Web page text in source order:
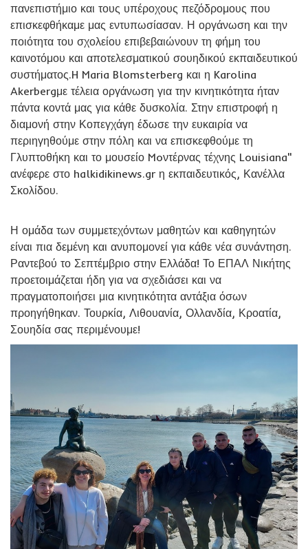
πανεπιστήμιο και τους υπέροχους πεζόδρομους που
επισκεφθήκαμε μας εντυπωσίασαν. Η οργάνωση και την
ποιότητα του σχολείου επιβεβαιώνουν τη φήμη του
καινοτόμου και αποτελεσματικού σουηδικού εκπαιδευτικού
συστήματος.H Maria Blomsterberg και η Karolina
Akerbergμε τέλεια οργάνωση για την κινητικότητα ήταν
πάντα κοντά μας για κάθε δυσκολία. Στην επιστροφή η
διαμονή στην Κοπεγχάγη έδωσε την ευκαιρία να
περιηγηθούμε στην πόλη και να επισκεφθούμε τη
Γλυπτοθήκη και το μουσείο Moντέρνας τέχνης Louisiana"
ανέφερε στο halkidikinews.gr η εκπαιδευτικός, Κανέλλα
Σκολίδου.
Η ομάδα των συμμετεχόντων μαθητών και καθηγητών
είναι πια δεμένη και ανυπομονεί για κάθε νέα συνάντηση.
Ραντεβού το Σεπτέμβριο στην Ελλάδα! Το ΕΠΑΛ Νικήτης
προετοιμάζεται ήδη για να σχεδιάσει και να
πραγματοποιήσει μια κινητικότητα αντάξια όσων
προηγήθηκαν. Τουρκία, Λιθουανία, Ολλανδία, Κροατία,
Σουηδία σας περιμένουμε!